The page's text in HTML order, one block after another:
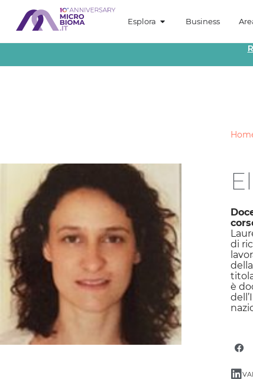
Esplora Business
di
è